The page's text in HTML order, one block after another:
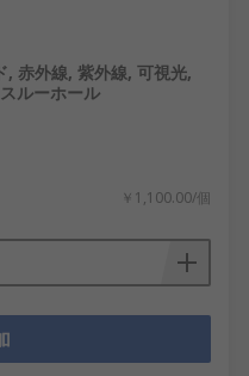
, 赤外線, 紫外線, 可視光,
ルーホール
￥1,100.00/個